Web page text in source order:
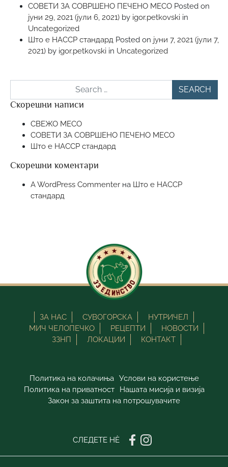
СОВЕТИ ЗА СОВРШЕНО ПЕЧЕНО МЕСО Posted on
јуни 29, 2021 (јули 6, 2021) by igor.petkovski in
Uncategorized
Што е HACCP стандард Posted on јуни 7, 2021 (јули 7,
2021) by igor.petkovski in Uncategorized
Скорешни написи
СВЕЖО МЕСО
СОВЕТИ ЗА СОВРШЕНО ПЕЧЕНО МЕСО
Што е HACCP стандард
Скорешни коментари
A WordPress Commenter на Што е HACCP
стандард
ЗА НАС СУВОГОРСКА
НУТРИЧЕЛ
МИЧ ЧЕЛОПЕЧКО
РЕЦЕПТИ
НОВОСТИ
ЗЗНП
ЛОКАЦИИ КОНТАКТ
Политика на колачиња Услови на користење
Политика на приватност
Нашата мисија и визија
Закон за заштита на потрошувачите
СЛЕДЕТЕ НÈ